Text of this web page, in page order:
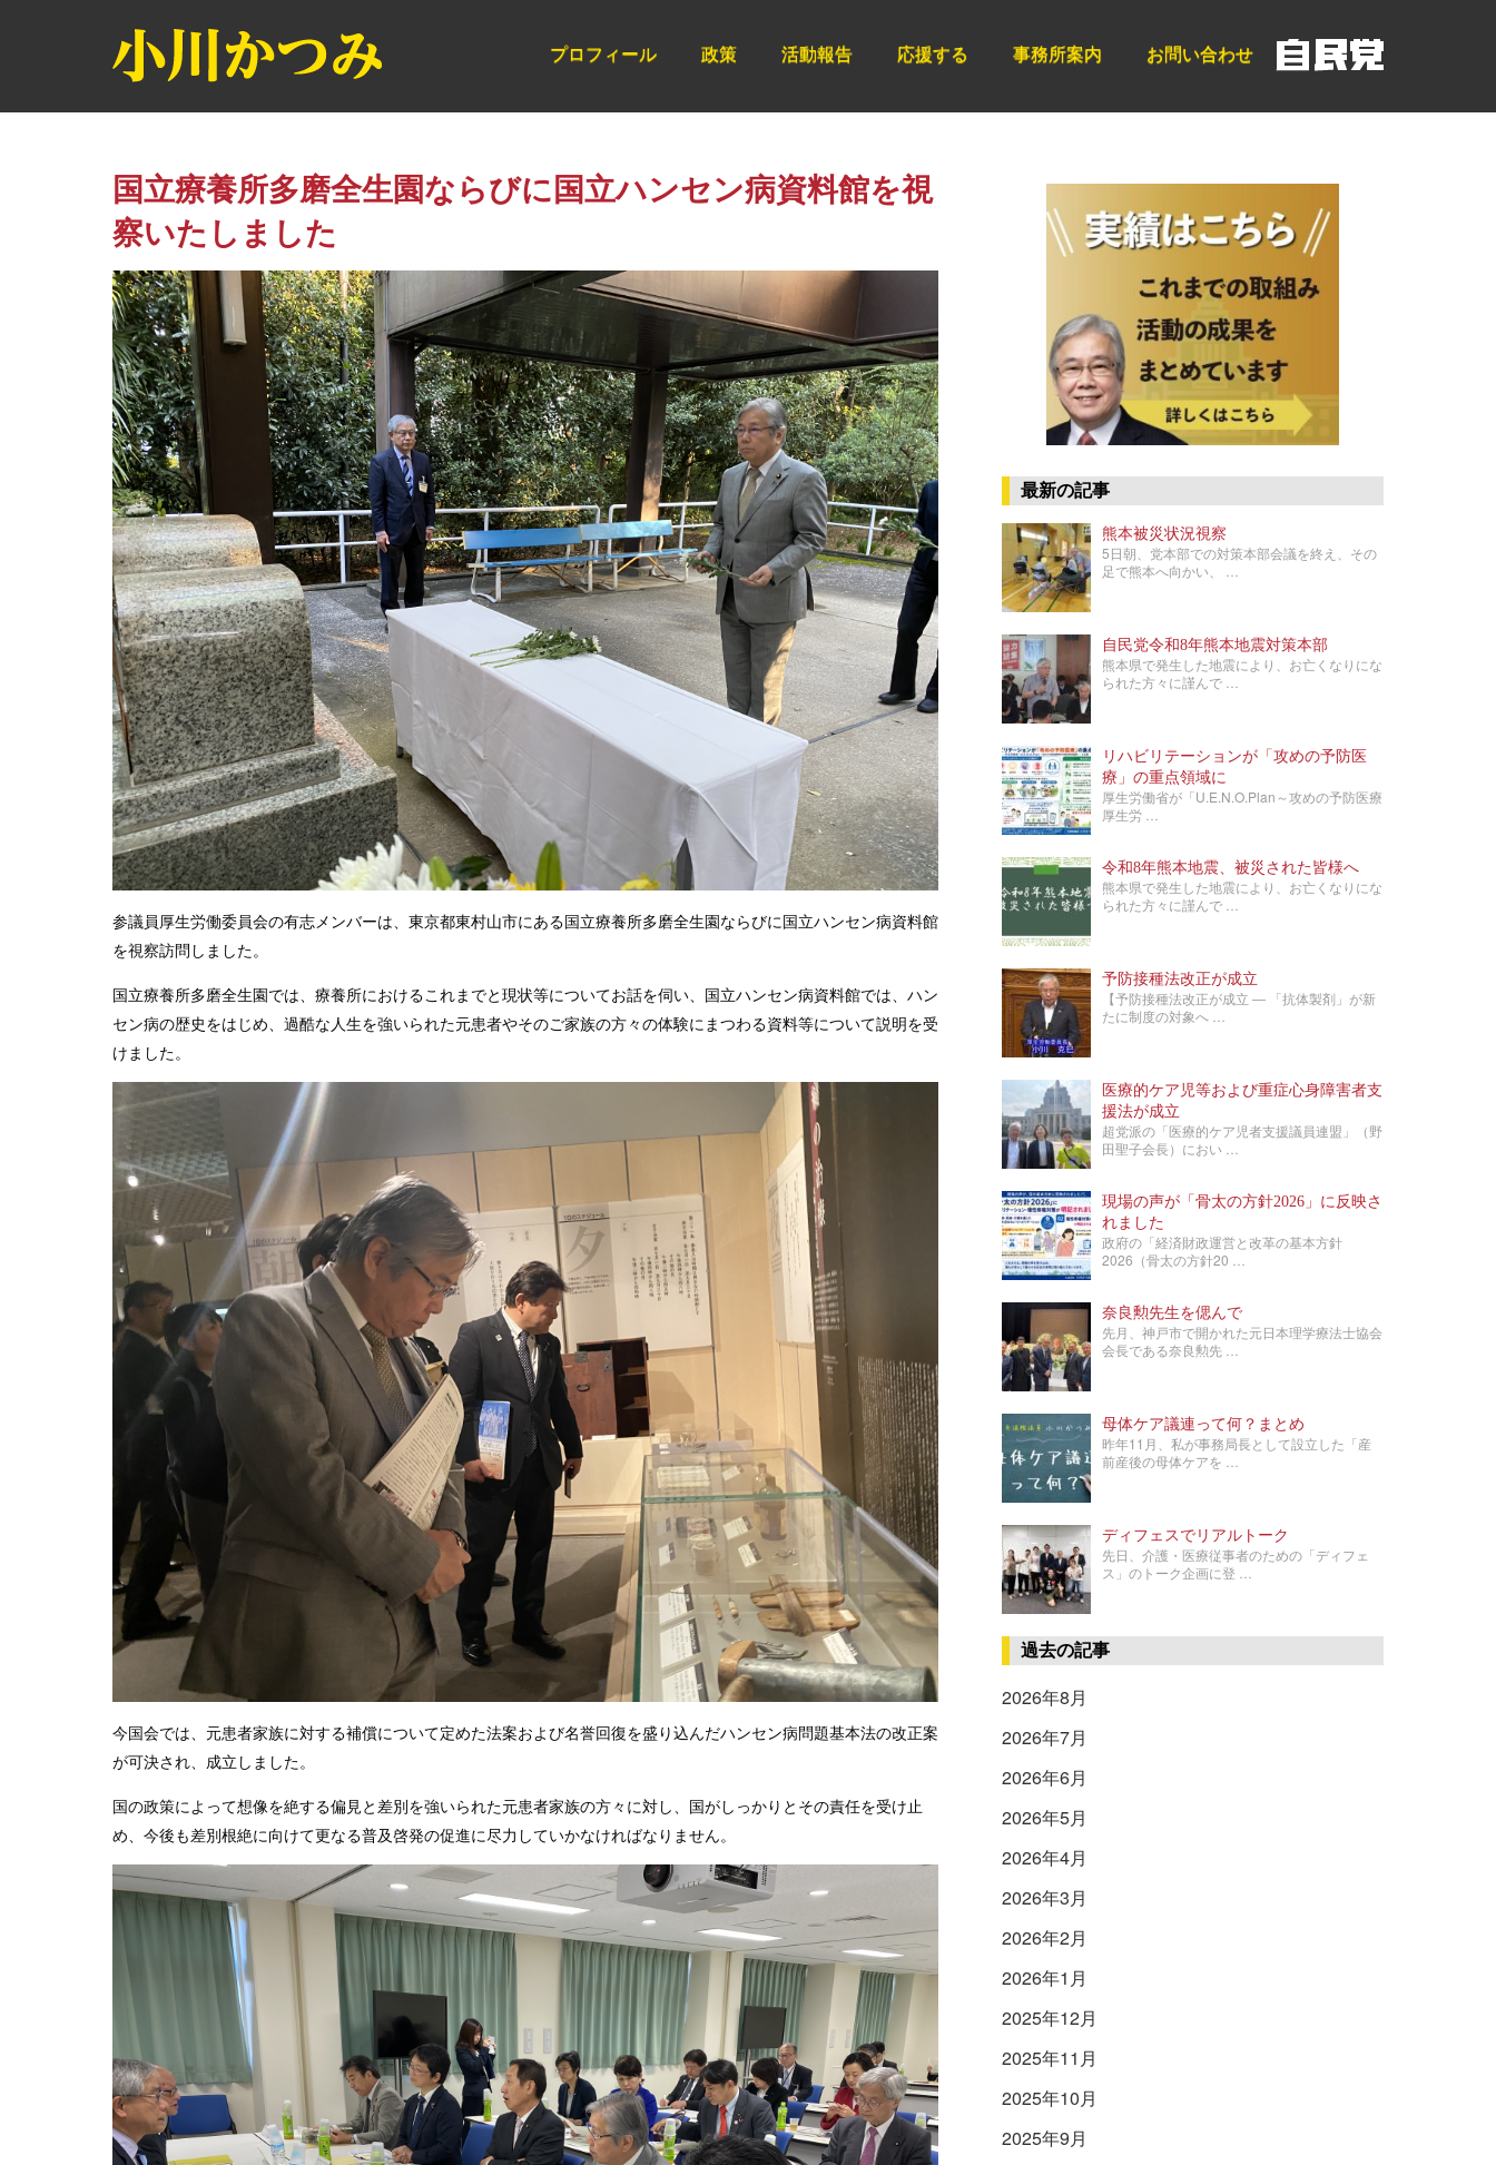
プロフィール 政策 活動報告 応援する 事務所案内 お問い合わせ
国立療養所多磨全生園ならびに国立ハンセン病資料館を視
察いたしました
参議員厚生労働委員会の有志メンバーは、東京都東村山市にある国立療養所多磨全生園ならびに国立ハンセン病資料館
を視察訪問しました。
国立療養所多磨全生園では、療養所におけるこれまでと現状等についてお話を伺い、国立ハンセン病資料館では、ハン
セン病の歴史をはじめ、過酷な人生を強いられた元患者やそのご家族の方々の体験にまつわる資料等について説明を受
けました。
今国会では、元患者家族に対する補償について定めた法案および名誉回復を盛り込んだハンセン病問題基本法の改正案
が可決され、成立しました。
国の政策によって想像を絶する偏見と差別を強いられた元患者家族の方々に対し、国がしっかりとその責任を受け止
め、今後も差別根絶に向けて更なる普及啓発の促進に尽力していかなければなりません。
最新の記事
熊本被災状況視察
5日朝、党本部での対策本部会議を終え、その
足で熊本へ向かい、 …
自民党令和8年熊本地震対策本部
熊本県で発生した地震により、お亡くなりにな
られた方々に謹んで …
リハビリテーションが「攻めの予防医
療」の重点領域に
厚生労働省が「U.E.N.O.Plan～攻めの予防医療
厚生労 …
令和8年熊本地震、被災された皆様へ
熊本県で発生した地震により、お亡くなりにな
られた方々に謹んで …
予防接種法改正が成立
【予防接種法改正が成立 ― 「抗体製剤」が新
たに制度の対象へ …
医療的ケア児等および重症心身障害者支
援法が成立
超党派の「医療的ケア児者支援議員連盟」（野
田聖子会長）におい …
現場の声が「骨太の方針2026」に反映さ
れました
政府の「経済財政運営と改革の基本方針
2026（骨太の方針20 …
奈良勲先生を偲んで
先月、神戸市で開かれた元日本理学療法士協会
会長である奈良勲先 …
母体ケア議連って何？まとめ
昨年11月、私が事務局長として設立した「産
前産後の母体ケアを …
ディフェスでリアルトーク
先日、介護・医療従事者のための「ディフェ
ス」のトーク企画に登 …
過去の記事
2026年8月
2026年7月
2026年6月
2026年5月
2026年4月
2026年3月
2026年2月
2026年1月
2025年12月
2025年11月
2025年10月
2025年9月